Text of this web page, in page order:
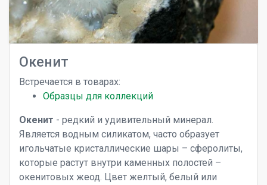
Окенит
Встречается в товарах:
Образцы для коллекций
Окенит - редкий и удивительный минерал.
Является водным силикатом, часто образует
игольчатые кристаллические шары – сферолиты,
которые растут внутри каменных полостей –
окенитовых жеод. Цвет желтый, белый или